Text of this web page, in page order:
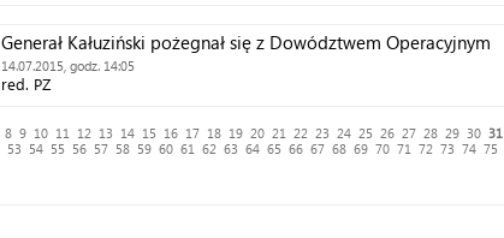
Generał Kałuziński pożegnał się z Dowództwem Operacyjnym
14.07.2015, godz. 14:05
red. PZ
8 9 10 11 12 13 14 15 16 17 18 19 20 21 22 23 24 25 26 27 28 29 30 31
53 54 55 56 57 58 59 60 61 62 63 64 65 66 67 68 69 70 71 72 73 74 75